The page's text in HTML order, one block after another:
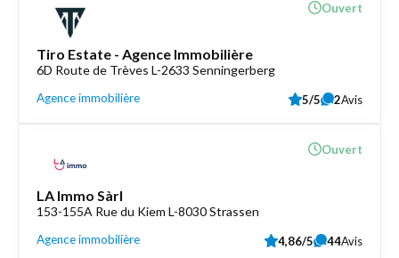
Tiro Estate - Agence Immobilière
6D Route de Trèves L-2633 Senningerberg
Agence immobilière
Ouvert
5/5 2Avis
LA Immo Sàrl
153-155A Rue du Kiem L-8030 Strassen
Agence immobilière
Ouvert
4,86/5 44Avis